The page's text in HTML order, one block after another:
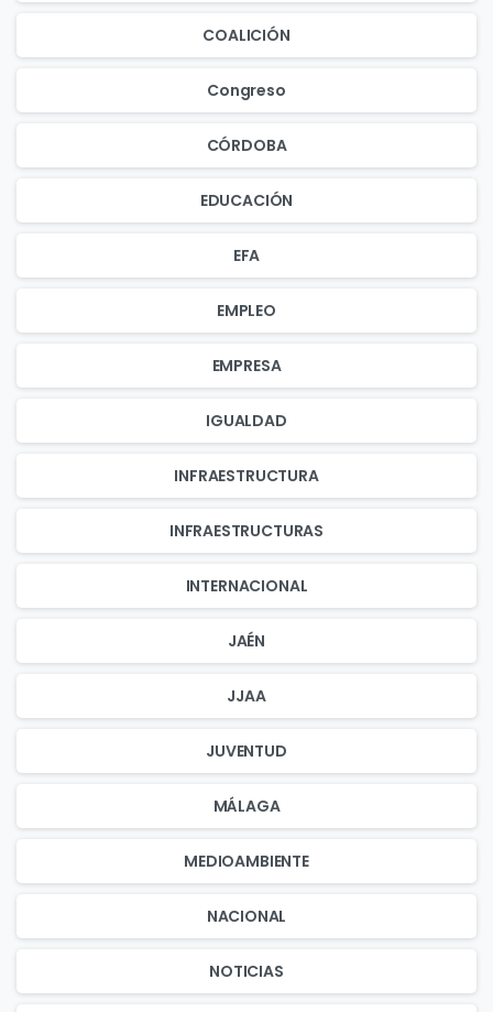
COALICIÓN
Congreso
CÓRDOBA
EDUCACIÓN
EFA
EMPLEO
EMPRESA
IGUALDAD
INFRAESTRUCTURA
INFRAESTRUCTURAS
INTERNACIONAL
JAÉN
JJAA
JUVENTUD
MÁLAGA
MEDIOAMBIENTE
NACIONAL
NOTICIAS